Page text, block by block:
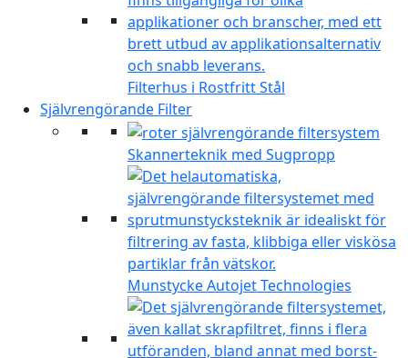
Filterhus i Rostfritt Stål
Självrengörande Filter
Skannerteknik med Sugpropp
Munstycke Autojet Technologies